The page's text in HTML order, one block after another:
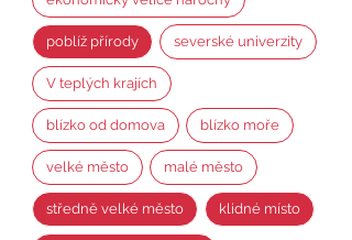
poblíž přírody severské univerzity
V teplých krajích
blízko od domova blízko moře
velké město malé město
středně velké město klidné místo